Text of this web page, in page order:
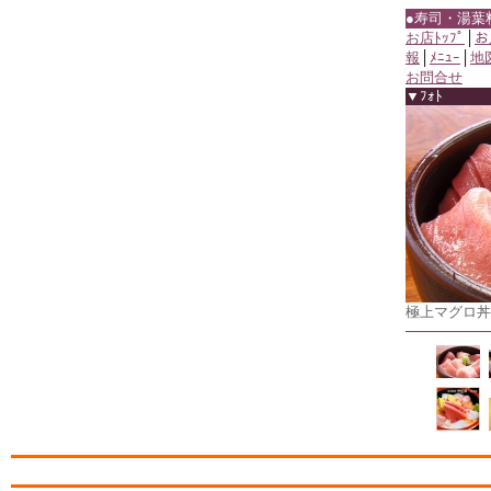
●寿司・湯
お店ﾄｯﾌﾟ
報
ﾒﾆｭｰ
地
お問合せ
▼ﾌｫﾄ
極上マグロ丼